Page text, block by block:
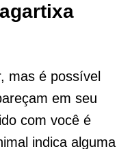
mas é possível
em seu
com você é
indica alguma